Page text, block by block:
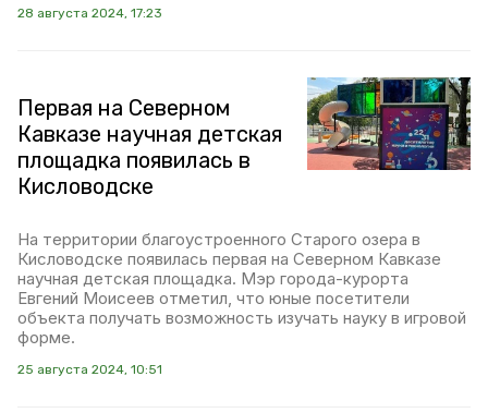
28 августа 2024, 17:23
Первая на Северном
Кавказе научная детская
площадка появилась в
Кисловодске
На территории благоустроенного Старого озера в
Кисловодске появилась первая на Северном Кавказе
научная детская площадка. Мэр города-курорта
Евгений Моисеев отметил, что юные посетители
объекта получать возможность изучать науку в игровой
форме.
25 августа 2024, 10:51